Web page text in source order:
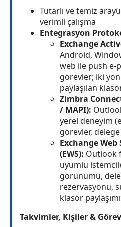
Tutarlı ve temiz
verimli çalışma
Entegrasyon
Exchange
Android,
web ile push e-
görevler; iki
paylaşılan
Zimbra
/ MAPI):
yerel deneyim
görevler,
Exchange Web
(EWS): Outlook
uyumlu
görünümü,
rezervasyonu,
klasör paylaşımı
Takvimler, Kişiler &